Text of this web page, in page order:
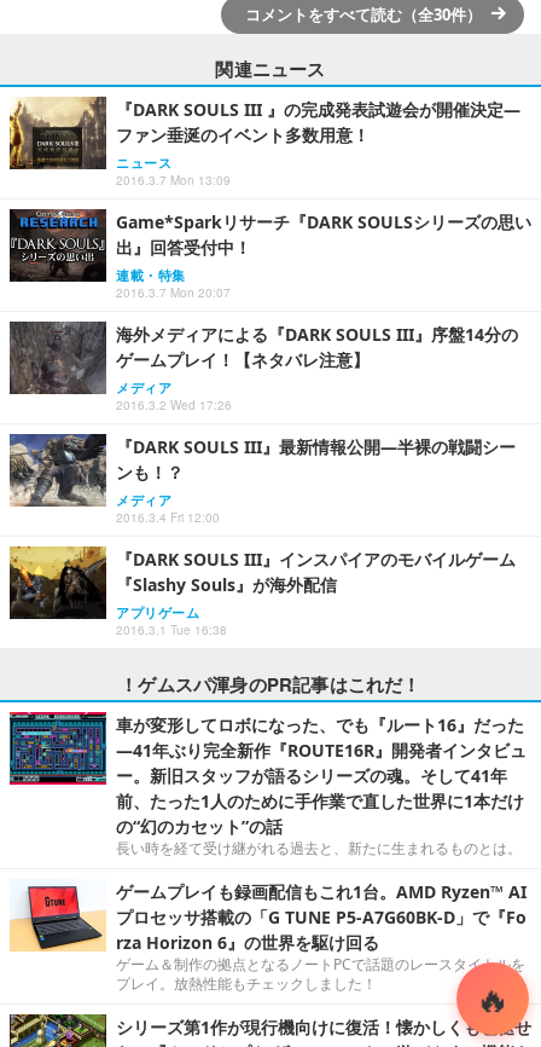
コメントをすべて読む（全30件）
関連ニュース
『DARK SOULS III 』の完成発表試遊会が開催決定―
ファン垂涎のイベント多数用意！
ニュース
2016.3.7 Mon 13:09
Game*Sparkリサーチ『DARK SOULSシリーズの思い
出』回答受付中！
連載・特集
2016.3.7 Mon 20:07
海外メディアによる『DARK SOULS III』序盤14分の
ゲームプレイ！【ネタバレ注意】
メディア
2016.3.2 Wed 17:26
『DARK SOULS III』最新情報公開―半裸の戦闘シー
ンも！？
メディア
2016.3.4 Fri 12:00
『DARK SOULS III』インスパイアのモバイルゲーム
『Slashy Souls』が海外配信
アプリゲーム
2016.3.1 Tue 16:38
！ゲムスパ渾身のPR記事はこれだ！
車が変形してロボになった、でも『ルート16』だった
―41年ぶり完全新作『ROUTE16R』開発者インタビュ
ー。新旧スタッフが語るシリーズの魂。そして41年
前、たった1人のために手作業で直した世界に1本だけ
の“幻のカセット”の話
長い時を経て受け継がれる過去と、新たに生まれるものとは。
ゲームプレイも録画配信もこれ1台。AMD Ryzen™ AI
プロセッサ搭載の「G TUNE P5-A7G60BK-D」で『Fo
rza Horizon 6』の世界を駆け回る
ゲーム＆制作の拠点となるノートPCで話題のレースタイトルを
プレイ。放熱性能もチェックしました！
シリーズ第1作が現行機向けに復活！懐かしくも色褪せ